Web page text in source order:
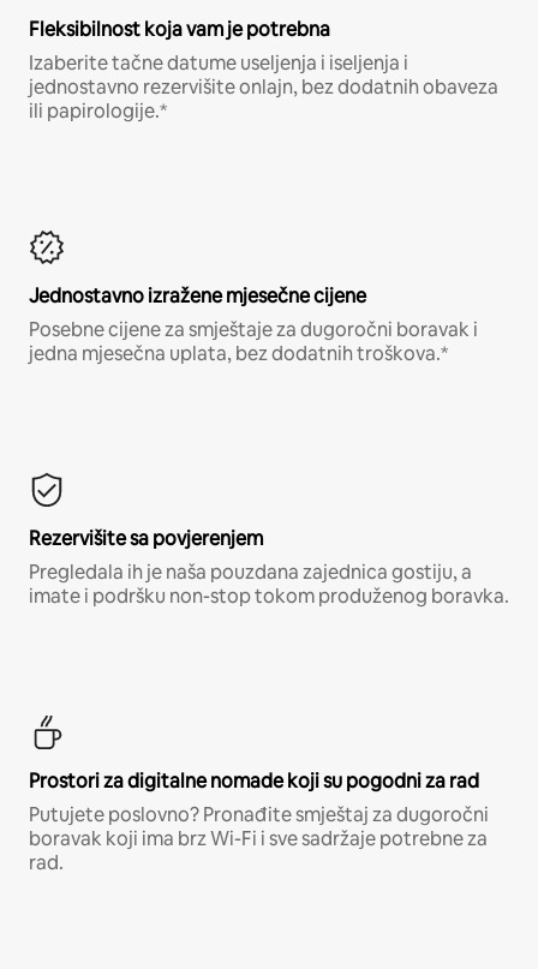
Fleksibilnost koja vam je potrebna
Izaberite tačne datume useljenja i iseljenja i
jednostavno rezervišite onlajn, bez dodatnih obaveza
ili papirologije.*
Jednostavno izražene mjesečne cijene
Posebne cijene za smještaje za dugoročni boravak i
jedna mjesečna uplata, bez dodatnih troškova.*
Rezervišite sa povjerenjem
Pregledala ih je naša pouzdana zajednica gostiju, a
imate i podršku non-stop tokom produženog boravka.
Prostori za digitalne nomade koji su pogodni za rad
Putujete poslovno? Pronađite smještaj za dugoročni
boravak koji ima brz Wi-Fi i sve sadržaje potrebne za
rad.